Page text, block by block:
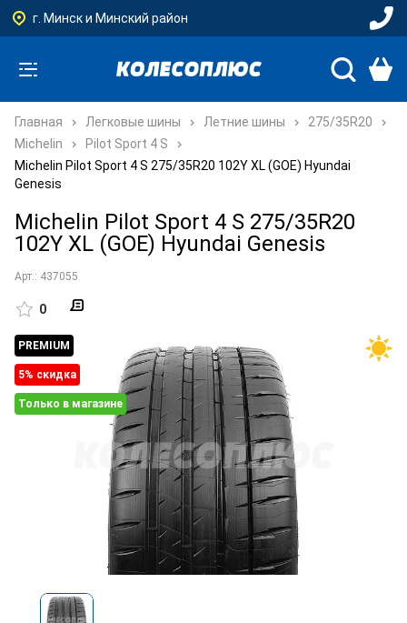
г. Минск и Минский район
Главная Легковые шины Летние шины
275/35R20
Michelin
Pilot Sport 4 S
Michelin Pilot Sport 4 S 275/35R20 102Y XL (GOE) Hyundai
Genesis
Michelin Pilot Sport 4 S 275/35R20
102Y XL (GOE) Hyundai Genesis
Арт.: 437055
0
PREMIUM
5% cкидка
Только в магазине